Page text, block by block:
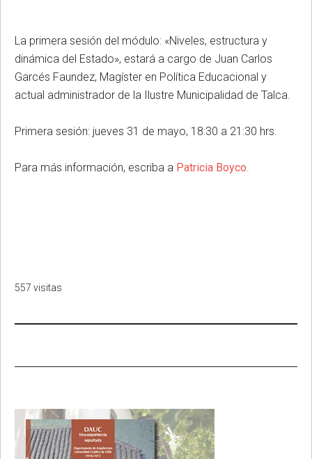
La primera sesión del módulo: «Niveles, estructura y
dinámica del Estado», estará a cargo de Juan Carlos
Garcés Faundez, Magíster en Política Educacional y
actual administrador de la Ilustre Municipalidad de Talca.
Primera sesión: jueves 31 de mayo, 18:30 a 21:30 hrs.
Para más información, escriba a Patricia Boyco
557 visitas
Primary
Sidebar